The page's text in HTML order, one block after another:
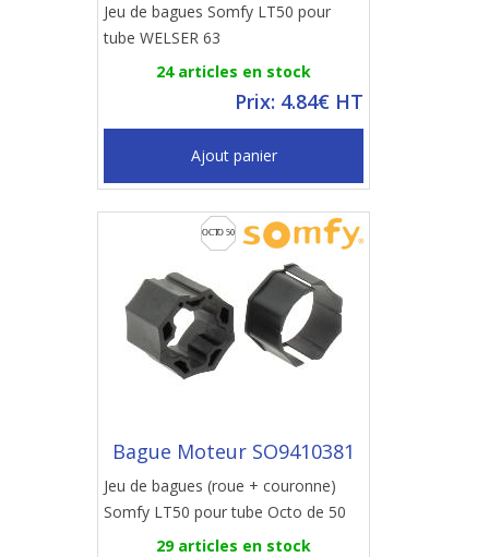
Jeu de bagues Somfy LT50 pour
tube WELSER 63
24 articles en stock
Prix: 4.84€ HT
Ajout panier
Bague Moteur SO9410381
Jeu de bagues (roue + couronne)
Somfy LT50 pour tube Octo de 50
29 articles en stock